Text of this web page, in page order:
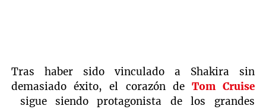
Tras haber sido vinculado a Shakira sin
demasiado éxito, el corazón de Tom Cruise
sigue siendo protagonista de los grandes